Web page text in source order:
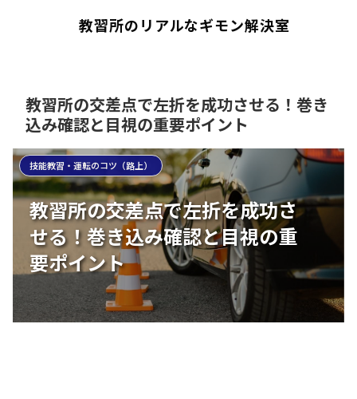
教習所のリアルなギモン解決室
教習所の交差点で左折を成功させる！巻き
込み確認と目視の重要ポイント
教習所の交差点で左折を成功さ
せる！巻き込み確認と目視の重
要ポイント
技能教習・運転のコツ（路上）